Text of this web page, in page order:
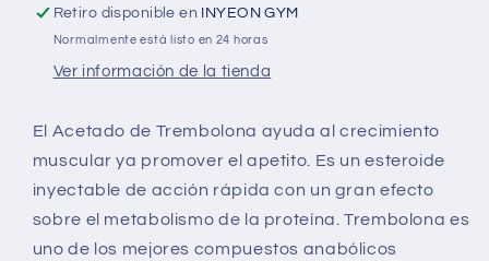
Retiro disponible en INYEON GYM
Normalmente está listo en 24 horas
Ver información de la tienda
El Acetado de Trembolona ayuda al crecimiento
muscular ya promover el apetito. Es un esteroide
inyectable de acción rápida con un gran efecto
sobre el metabolismo de la proteína. Trembolona es
uno de los mejores compuestos anabólicos